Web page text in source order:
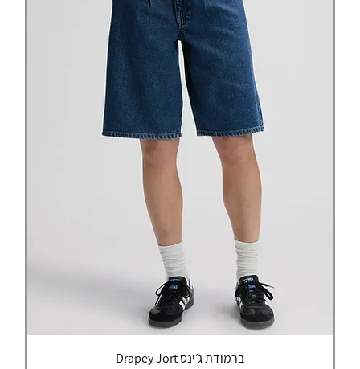
ברמודת ג׳ינס Drapey Jort